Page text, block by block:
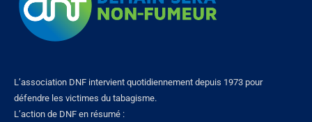
L’association DNF intervient quotidiennement depuis 1973 pour
défendre les victimes du tabagisme.
L’action de DNF en résumé :